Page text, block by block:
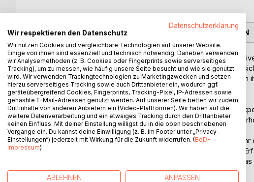
BESCHREIBUNG
"Mein Leben ohne Schlaf" erzählt auf lustige und
stellen muss und Problemen, die aufkommen, wenn man
Hier berichten, auf 112 Seiten, viele junge Studentinnen
Gefühlen und Erlebnissen.
Es gibt genügend Ratgeber mit Tipps von sogenannten
denen man ein schlechtes Gewissen bekommt, weil der
mein Gesicht zeigt.
Dies ist kein Leitfaden “How to Do it Right”. Es ist viel
verschiedener Betroffenen. Dieses Buch beinhaltet viele
Interviews. Es gibt kleine Einblicke hinter die Kullissen in
Studenten in verschiedenen Lebenssituationen.
AUTOR/IN PRESSESTIMMEN
Datenschutzerklärung
Wir respektieren den Datenschutz
Wir nutzen Cookies und vergleichbare Technologien auf unserer Website.
Einige von ihnen sind essenziell und technisch notwendig. Daneben verwenden
wir Analysemethoden (z. B. Cookies oder Fingerprints sowie serverseitiges
Tracking), um zu messen, wie häufig unsere Seite besucht und wie sie genutzt
wird. Wir verwenden Trackingtechnologien zu Marketingzwecken und setzen
hierzu serverseitiges Tracking sowie auch Drittanbieter ein, wodurch ggf.
geräteübergreifend Cookies, Fingerprints, Tracking-Pixel, IP-Adressen sowie
gehashte E-Mail-Adressen genutzt werden. Auf unserer Seite betten wir zudem
Drittinhalte von anderen Anbietern ein (Video-Plattformen). Wir haben auf die
weitere Datenverarbeitung und ein etwaiges Tracking durch den Drittanbieter
keinen Einfluss. Mit deiner Einstellung willigst du in die oben beschriebenen
Vorgänge ein. Du kannst deine Einwilligung (z. B. im Footer unter „Privacy-
Einstellungen“) jederzeit mit Wirkung für die Zukunft widerrufen. (BoD-
Impressum)
ABLEHNEN ANPASSEN